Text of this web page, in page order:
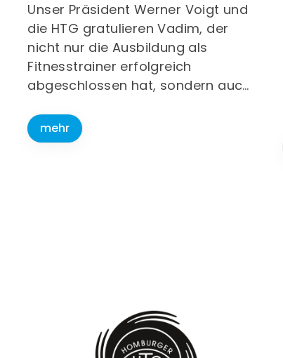
Unser Präsident Werner Voigt und
die HTG gratulieren Vadim, der
nicht nur die Ausbildung als
Fitnesstrainer erfolgreich
abgeschlossen hat, sondern auc…
mehr